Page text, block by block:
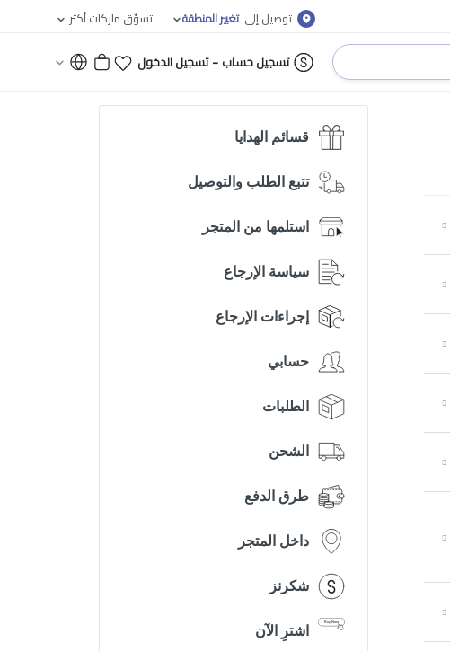
توصيل إلى تغيير المنطقة تسوّق ماركات أكثر
تسجيل حساب - تسجيل الدخول
قسائم الهدايا
تتبع الطلب والتوصيل
استلمها من المتجر
سياسة الإرجاع
إجراءات الإرجاع
حسابي
الطلبات
الشحن
طرق الدفع
داخل المتجر
شكرنز
اشترِ الآن